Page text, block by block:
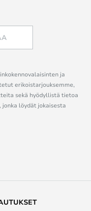
ja
erikoistarjouksemme,
sekä hyödyllistä tietoa
löydät jokaisesta